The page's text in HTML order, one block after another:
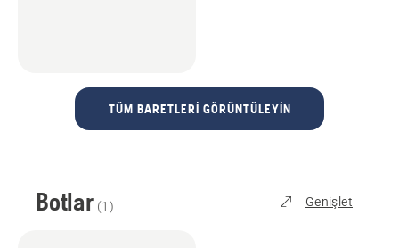
TÜM BARETLERI GÖRÜNTÜLEYIN
Botlar (1 ) Genişlet